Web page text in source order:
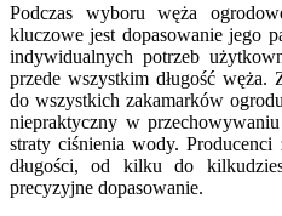
Podczas wyboru węża
kluczowe jest dopasowanie jego
indywidualnych potrzeb
przede wszystkim długość
do wszystkich zakamarków
niepraktyczny w
straty ciśnienia wody.
długości, od kilku do
precyzyjne dopasowanie.